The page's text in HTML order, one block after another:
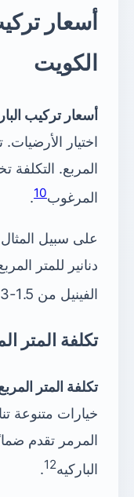
أسعار
الكويت
أسعار تركيب
المربع. التكلفة
المرغوب10
.
دنانير للمتر
الفينيل من 1.5-3 دنانير
تكلفة المتر
تكلفة المتر
خيارات متنوعة
الباركيه12
.